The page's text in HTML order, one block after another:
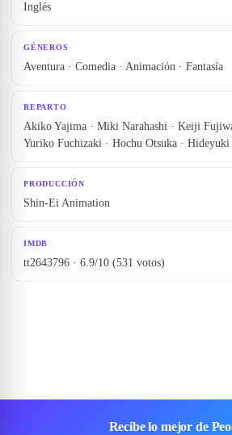
Inglés
GÉNEROS
Aventura · Comedia · Animación · Fantasía
REPARTO
Akiko Yajima · Miki Narahashi · Keiji
Yuriko Fuchizaki · Hochu Otsuka ·
PRODUCCIÓN
Shin-Ei Animation
IMDB
tt2643796 · 6.9/10 (531 votos)
Recibe lo mejor de